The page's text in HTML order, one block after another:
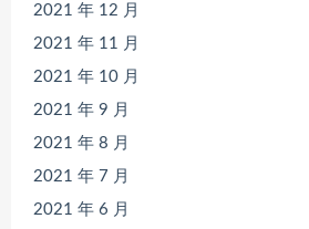
2021 年 12 月
2021 年 11 月
2021 年 10 月
2021 年 9 月
2021 年 8 月
2021 年 7 月
2021 年 6 月